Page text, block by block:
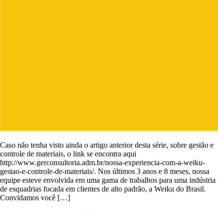
Caso não tenha visto ainda o artigo anterior desta série, sobre gestão e
controle de materiais, o link se encontra aqui
http://www.gerconsultoria.adm.br/nossa-experiencia-com-a-weiku-
gestao-e-controle-de-materiais/. Nos últimos 3 anos e 8 meses, nossa
equipe esteve envolvida em uma gama de trabalhos para uma indústria
de esquadrias focada em clientes de alto padrão, a Weiku do Brasil.
Convidamos você […]